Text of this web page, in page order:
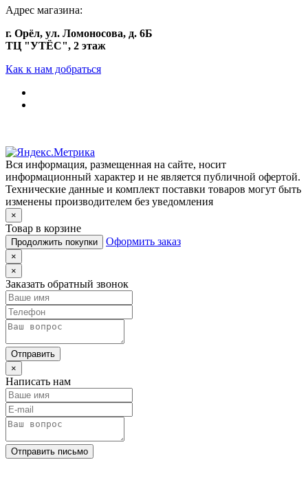
Адрес магазина:
г. Орёл, ул. Ломоносова, д. 6Б
ТЦ "УТЁС", 2 этаж
Как к нам добраться
Вся информация, размещенная на сайте, носит
информационный характер и не является публичной офертой.
Технические данные и комплект поставки товаров могут быть
изменены производителем без уведомления
×
Товар в корзине
Продолжить покупки Оформить заказ
×
×
Заказать обратный звонок
Отправить
×
Написать нам
Отправить письмо